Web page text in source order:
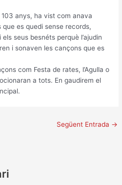
103 anys, ha vist com anava
es quedi sense records,
seus besnéts perquè l’ajudin
i sonaven les cançons que es
com Festa de rates, l’Agulla o
a tots. En gaudirem el
Següent Entrada →